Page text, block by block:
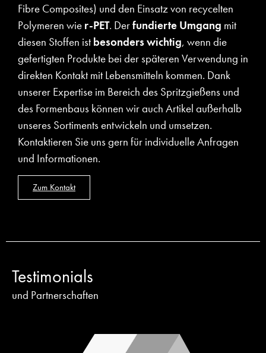
Fibre Composites) und den Einsatz von recycelten
Polymeren wie r-PET. Derfundierte Umgang mit
diesen Stoffen ist besonders wichtig, wenn die
gefertigten Produkte bei der späteren Verwendung in
direkten Kontakt mit Lebensmitteln kommen. Dank
unserer Expertise im Bereich des Spritzgießens und
des Formenbaus können wir auch Artikel außerhalb
unseres Sortiments entwickeln und umsetzen.
Kontaktieren Sie uns gern für individuelle Anfragen
und Informationen.
Zum Kontakt
Testimonials
und Partnerschaften